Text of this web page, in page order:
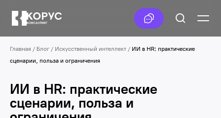
Главная / Блог / Искусственный интеллект / ИИ в HR: практические
сценарии, польза и ограничения
ИИ в HR: практические
сценарии, польза и